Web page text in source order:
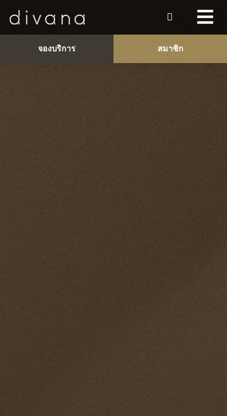
จองบริการ สมาชิก